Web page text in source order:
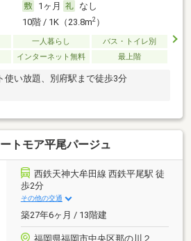
1ヶ月
なし
10階 / 1K（23.8m2）
一人暮らし
バス・トイレ別
インターネット無料 最上階
使い放題、別府駅まで徒歩3分
トモア平尾パージュ
西鉄天神大牟田線 西鉄平尾駅 徒
歩2分
その他の交通
築27年6ヶ月 / 13階建
福岡県福岡市中央区那の川２